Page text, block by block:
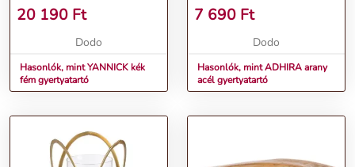
20 190 Ft
Dodo
Hasonlók, mint YANNICK kék
fém gyertyatartó
7 690 Ft
Dodo
Hasonlók, mint ADHIRA arany
acél gyertyatartó